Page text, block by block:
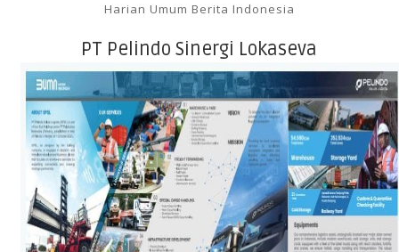
Harian Umum Berita Indonesia
PT Pelindo Sinergi Lokaseva